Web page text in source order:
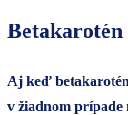
Betakarotén
Aj keď
v žiadnom